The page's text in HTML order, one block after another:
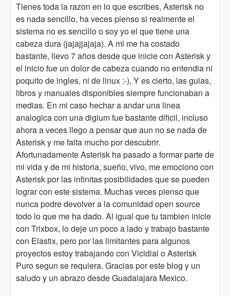
Tienes toda la razon en lo que escribes, Asterisk no
es nada sencillo, ha veces pienso si realmente el
sistema no es sencillo o soy yo el que tiene una
cabeza dura (jajajjajaja). A mi me ha costado
bastante, llevo 7 años desde que inicie con Asterisk y
el inicio fue un dolor de cabeza cuando no entendia ni
poquito de ingles, ni de linux :-), Y es cierto, las guias,
libros y manuales disponibles siempre funcionaban a
medias. En mi caso hechar a andar una linea
analogica con una digium fue bastante dificil, incluso
ahora a veces llego a pensar que aun no se nada de
Asterisk y me falta mucho por descubrir.
Afortunadamente Asterisk ha pasado a formar parte de
mi vida y de mi historia, sueño, vivo, me emociono con
Asterisk por las infinitas posibilidades que se pueden
lograr con este sistema. Muchas veces pienso que
nunca podre devolver a la comunidad open source
todo lo que me ha dado. Al igual que tu tambien inicie
con Trixbox, lo deje un poco a lado y trabajo bastante
con Elastix, pero por las limitantes para algunos
proyectos estoy trabajando con Vicidial o Asterisk
Puro segun se requiera. Gracias por este blog y un
saludo y un abrazo desde Guadalajara Mexico.